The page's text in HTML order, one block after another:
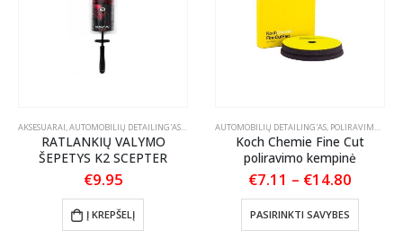
VALIKLIAI
AKSESUARAI,AUTOMOBILIŲ DETAILING'AS,ŠEPEČIAI / TEPTUKAI
RATLANKIŲ VALYMO
ŠEPETYS K2 SCEPTER
€9.95
Į KREPŠELĮ
AUTOMOBILIŲ DETAILING'AS, POLIRAVIMAS
Koch Chemie Fine Cut
poliravimo kempinė
€7.11 – €14.80
€14.80
PASIRINKTI SAVYBES
This product has multiple variants. The options may be chosen on the product page